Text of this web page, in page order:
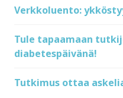
Verkkoluento:
Tule tapaamaan
diabetespäivänä!
Tutkimus ottaa